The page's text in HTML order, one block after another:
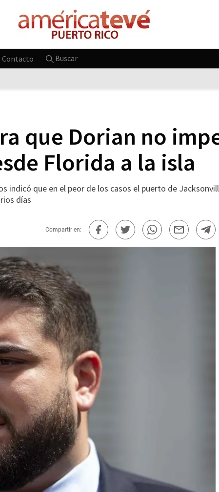
Contacto Buscar
que Dorian no
Florida a la isla
indicó que en el peor de los casos el puerto de
días
Compartir en: